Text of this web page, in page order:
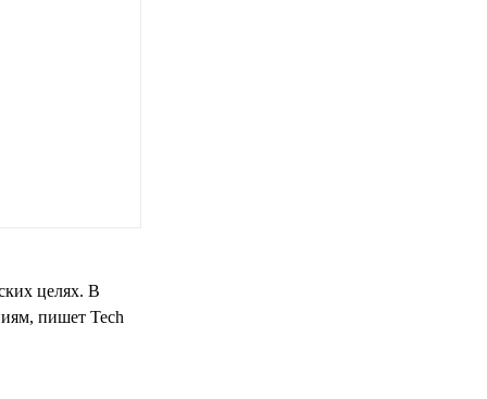
целях. В
пишет Tech